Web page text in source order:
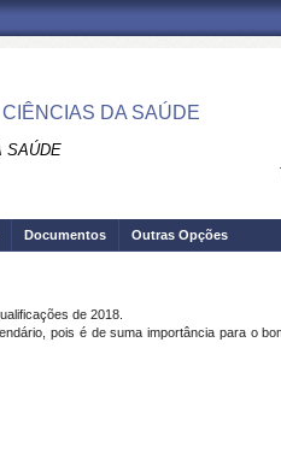
DA SAÚDE
SAÚDE
Documentos Outras Opções
de 2018.
pois é de suma importância para o